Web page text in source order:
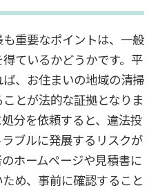
重要なポイントは、一般
ているかどうかです。平
、お住まいの地域の清掃
とが法的な証拠となりま
分を依頼すると、違法投
ブルに発展するリスクが
ホームページや見積書に
め、事前に確認すること